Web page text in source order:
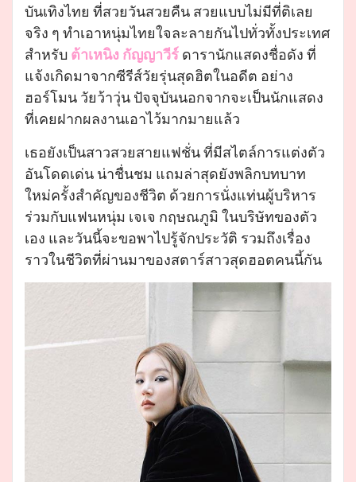
บันเทิงไทย ที่สวยวันสวยคืน สวยแบบไม่มีที่ติเลย
จริง ๆ ทำเอาหนุ่มไทยใจละลายกันไปทั่วทั้งประเทศ
สำหรับ ต้าเหนิง กัญญาวีร์ ดารานักแสดงชื่อดัง ที่
แจ้งเกิดมาจากซีรีส์วัยรุ่นสุดฮิตในอดีต อย่าง
ฮอร์โมน วัยว้าวุ่น ปัจจุบันนอกจากจะเป็นนักแสดง
ที่เคยฝากผลงานเอาไว้มากมายแล้ว
เธอยังเป็นสาวสวยสายแฟชั่น ที่มีสไตล์การแต่งตัว
อันโดดเด่น น่าชื่นชม แถมล่าสุดยังพลิกบทบาท
ใหม่ครั้งสำคัญของชีวิต ด้วยการนั่งแท่นผู้บริหาร
ร่วมกับแฟนหนุ่ม เจเจ กฤษณภูมิ ในบริษัทของตัว
เอง และวันนี้จะขอพาไปรู้จักประวัติ รวมถึงเรื่อง
ราวในชีวิตที่ผ่านมาของสตาร์สาวสุดฮอตคนนี้กัน